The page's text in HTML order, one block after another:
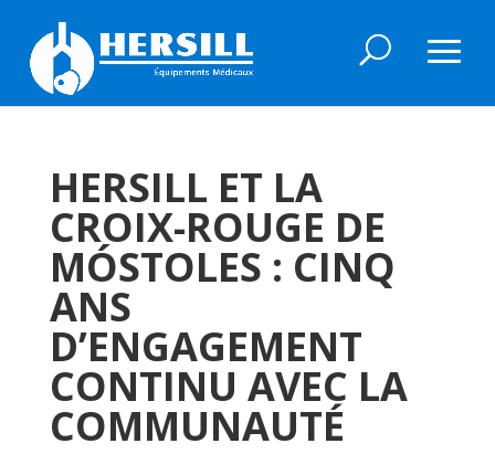
HERSILL ET LA
CROIX-ROUGE DE
MÓSTOLES : CINQ
ANS
D’ENGAGEMENT
CONTINU AVEC LA
COMMUNAUTÉ